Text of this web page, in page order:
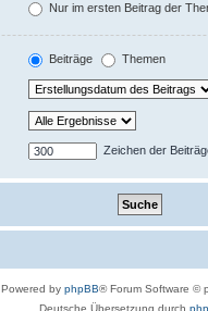
Nur im ersten Beitrag der
Beiträge Themen
Zeichen der
Powered by phpBB® Forum Software ©
Deutsche Übersetzung durch